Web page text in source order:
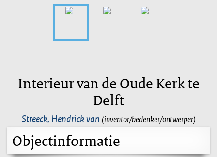
Interieur van de Oude Kerk te
Delft
Streeck, Hendrick van (inventor/bedenker/ontwerper)
Objectinformatie